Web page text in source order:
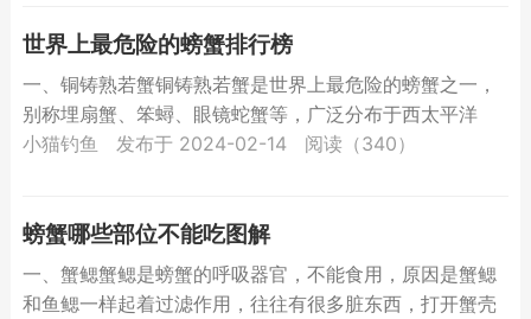
世界上最危险的螃蟹排行榜
一、铜铸熟若蟹铜铸熟若蟹是世界上最危险的螃蟹之一，
别称埋扇蟹、笨蟳、眼镜蛇蟹等，广泛分布于西太平洋
区，我国台湾岛、海南岛及日本、琉球群岛、东南亚、菲
小猫钓鱼 发布于 2024-02-14 阅读（340）
螃蟹哪些部位不能吃图解
一、蟹鳃蟹鳃是螃蟹的呼吸器官，不能食用，原因是蟹鳃
和鱼鳃一样起着过滤作用，往往有很多脏东西，打开蟹壳